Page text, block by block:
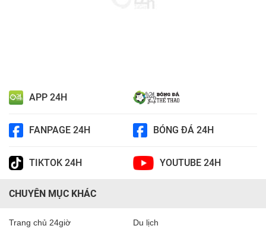
APP 24H
FANPAGE 24H BÓNG ĐÁ 24H
TIKTOK 24H YOUTUBE 24H
CHUYÊN MỤC KHÁC
Trang chủ 24giờ Du lịch